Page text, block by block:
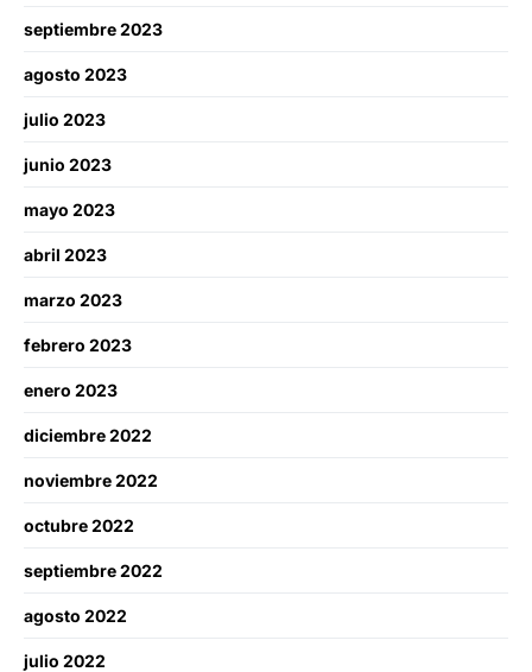
septiembre 2023
agosto 2023
julio 2023
junio 2023
mayo 2023
abril 2023
marzo 2023
febrero 2023
enero 2023
diciembre 2022
noviembre 2022
octubre 2022
septiembre 2022
agosto 2022
julio 2022